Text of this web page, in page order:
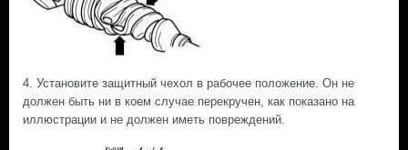
4. Установите защитный чехол в рабочее положение. Он не
должен быть ни в коем случае перекручен, как показано на
иллюстрации и не должен иметь повреждений.